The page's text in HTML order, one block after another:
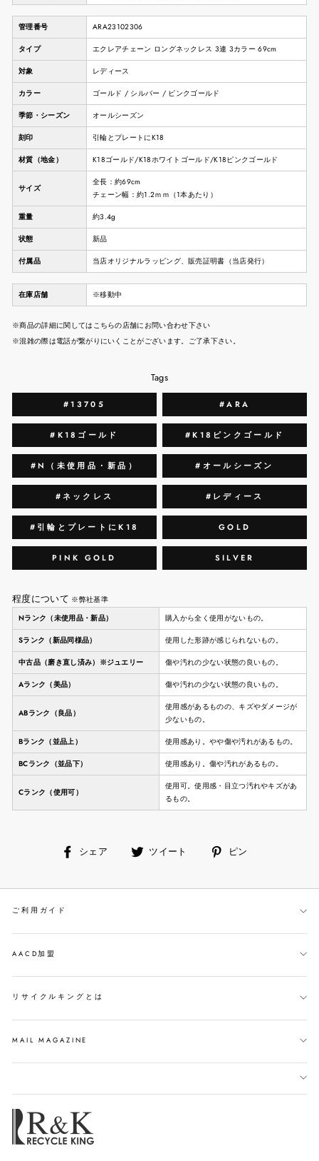
管理番号 ARA23102306
タイプ エクレアチェーン ロングネックレス 3連 3カラー 69cm
対象 レディース
カラー ゴールド / シルバー / ピンクゴールド
季節・シーズン オールシーズン
刻印 引輪とプレートにK18
材質（地金） K18ゴールド/K18ホワイトゴールド/K18ピンクゴールド
サイズ
全長：約69cm
チェーン幅：約1.2ｍｍ（1本あたり）
重量 約3.4g
状態 新品
付属品 当店オリジナルラッピング、販売証明書（当店発行）
在庫店舗 ※移動中
※商品の詳細に関してはこちらの店舗にお問い合わせ下さい
※混雑の際は電話が繋がりにいくことがございます。ご了承下さい。
Tags
#13705 #ARA
#K18ゴールド #K18ピンクゴールド
#N（未使用品・新品） #オールシーズン
#ネックレス #レディース
#引輪とプレートにK18 GOLD
PINK GOLD SILVER
程度について ※弊社基準
Nランク（未使用品・新品）
購入から全く使用がないもの。
Sランク（新品同様品） 使用した形跡が感じられないもの。
中古品（磨き直し済み）※ジュエリー 傷や汚れの少ない状態の良いもの。
Aランク（美品） 傷や汚れの少ない状態の良いもの。
ABランク（良品）
使用感があるものの、キズやダメージが
少ないもの。
Bランク（並品上） 使用感あり。やや傷や汚れがあるもの。
BCランク（並品下） 使用感あり。傷や汚れがあるもの。
Cランク（使用可）
使用可。使用感・目立つ汚れやキズがあ
るもの。
シェア
facebookツイート ピン
ご利用ガイド
AACD加盟
リサイクルキングとは
MAIL MAGAZINE